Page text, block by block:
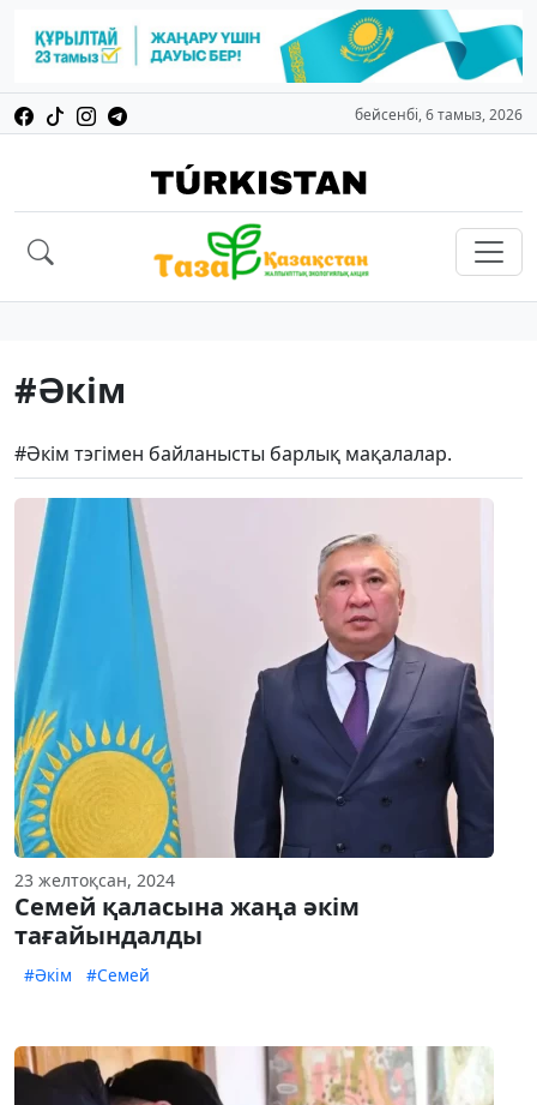
бейсенбі, 6 тамыз, 2026
#Әкім
#Әкім тэгімен байланысты барлық мақалалар.
23 желтоқсан, 2024
Семей қаласына жаңа әкім
тағайындалды
#Әкім #Семей